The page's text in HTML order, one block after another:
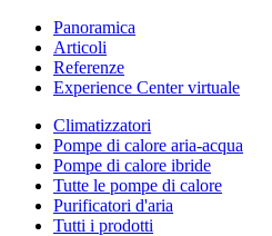
Panoramica
Articoli
Referenze
Experience Center virtuale
Climatizzatori
Pompe di calore aria-acqua
Pompe di calore ibride
Tutte le pompe di calore
Purificatori d'aria
Tutti i prodotti